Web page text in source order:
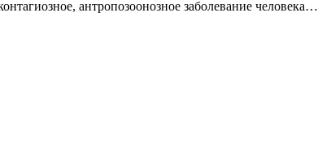
антропозоонозное заболевание человека…